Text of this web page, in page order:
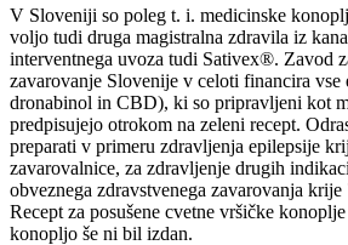
V Sloveniji so poleg t. i. medicinske
voljo tudi druga magistralna zdravila iz
interventnega uvoza tudi Sativex®. Zavod
zavarovanje Slovenije v celoti financira
dronabinol in CBD), ki so pripravljeni kot
predpisujejo otrokom na zeleni recept.
preparati v primeru zdravljenja epilepsije
zavarovalnice, za zdravljenje drugih
obveznega zdravstvenega zavarovanja
Recept za posušene cvetne vršičke
konopljo še ni bil izdan.